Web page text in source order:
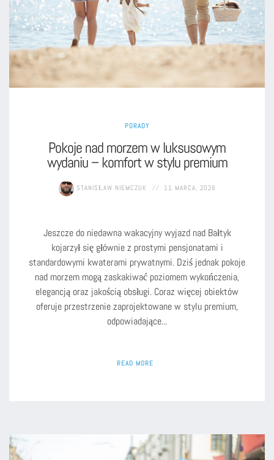
PORADY
Pokoje nad morzem w luksusowym
wydaniu – komfort w stylu premium
STANISŁAW NIEMCZUK 11 MARCA, 2026
Jeszcze do niedawna wakacyjny wyjazd nad Bałtyk
kojarzył się głównie z prostymi pensjonatami i
standardowymi kwaterami prywatnymi. Dziś jednak pokoje
nad morzem mogą zaskakiwać poziomem wykończenia,
elegancją oraz jakością obsługi. Coraz więcej obiektów
oferuje przestrzenie zaprojektowane w stylu premium,
odpowiadające...
READ MORE